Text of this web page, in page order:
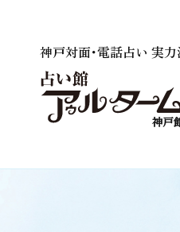
神戸対面･電話占い 実